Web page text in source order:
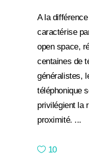
A la
caractérise
open space,
centaines de
généralistes,
téléphonique
privilégient la
proximité.
10